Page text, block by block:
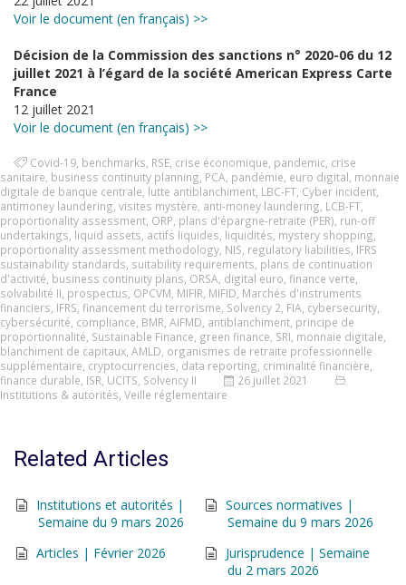
Voir le document (en français) >>
Décision de la Commission des sanctions n° 2020-06 du 12
juillet 2021 à l’égard de la société American Express Carte
France
12 juillet 2021
Voir le document (en français) >>
Covid-19 benchmarks RSE crise économique pandemic crise
sanitaire business continuity planning PCA pandémie euro digital monnaie
digitale de banque centrale lutte antiblanchiment LBC-FT Cyber incident
antimoney laundering visites mystère anti-money laundering LCB-FT
proportionality assessment ORP plans d'épargne-retraite (PER) run-off
undertakings liquid assets actifs liquides liquidités mystery shopping
proportionality assessment methodology NIS regulatory liabilities IFRS
sustainability standards suitability requirements plans de continuation
d'activité business continuity plans ORSA digital euro finance verte
solvabilité II prospectus OPCVM MIFIR MIFID Marchés d'instruments
financiers IFRS financement du terrorisme Solvency 2 FIA cybersecurity
cybersécurité compliance BMR AIFMD antiblanchiment principe de
proportionnalité Sustainable Finance green finance SRI monnaie digitale
blanchiment de capitaux AMLD organismes de retraite professionnelle
supplémentaire cryptocurrencies data reporting criminalité financière
finance durable ISR UCITS Solvency II
26 juillet 2021
Institutions & autorités Veille réglementaire
Related Articles
Institutions et autorités |
Semaine du 9 mars 2026
Sources normatives |
Semaine du 9 mars 2026
Articles | Février 2026
Jurisprudence | Semaine
du 2 mars 2026